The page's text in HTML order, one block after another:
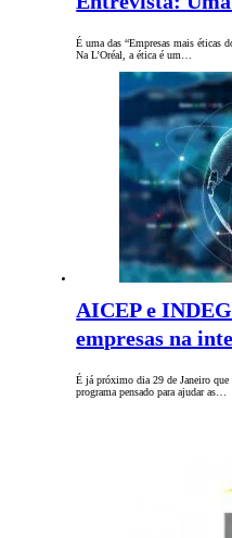
É uma das “Empresas mais éticas
Na L’Oréal, a ética é um…
AICEP e
empresas na
É já próximo dia 29 de Janeiro
programa pensado para ajudar as…